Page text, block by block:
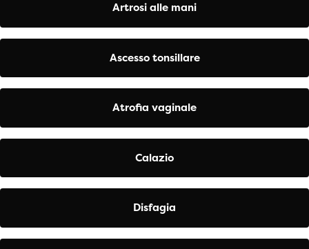
Artrosi alle mani
Ascesso tonsillare
Atrofia vaginale
Calazio
Disfagia